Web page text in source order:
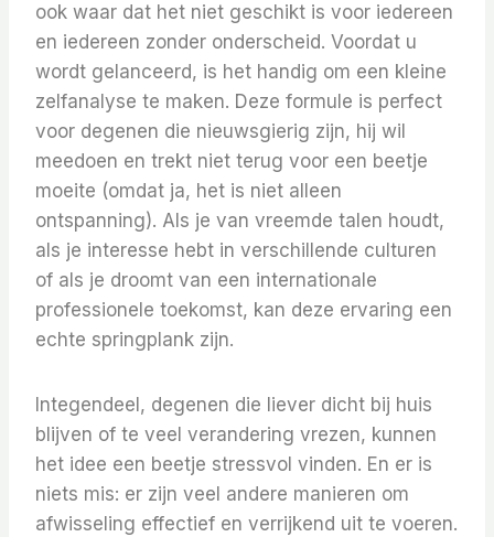
ook waar dat het niet geschikt is voor iedereen
en iedereen zonder onderscheid. Voordat u
wordt gelanceerd, is het handig om een ​​kleine
zelfanalyse te maken. Deze formule is perfect
voor degenen die nieuwsgierig zijn, hij wil
meedoen en trekt niet terug voor een beetje
moeite (omdat ja, het is niet alleen
ontspanning). Als je van vreemde talen houdt,
als je interesse hebt in verschillende culturen
of als je droomt van een internationale
professionele toekomst, kan deze ervaring een
echte springplank zijn.
Integendeel, degenen die liever dicht bij huis
blijven of te veel verandering vrezen, kunnen
het idee een beetje stressvol vinden. En er is
niets mis: er zijn veel andere manieren om
afwisseling effectief en verrijkend uit te voeren.